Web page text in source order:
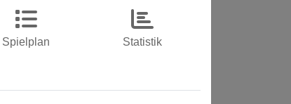
Spielplan Statistik